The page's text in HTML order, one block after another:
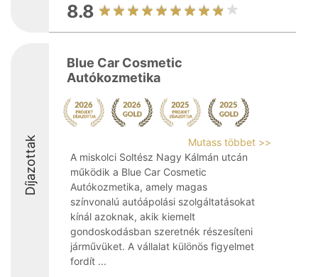
8.8
Díjazottak
Blue Car Cosmetic
Autókozmetika
Mutass többet >>
A miskolci Soltész Nagy Kálmán utcán
működik a Blue Car Cosmetic
Autókozmetika, amely magas
színvonalú autóápolási szolgáltatásokat
kínál azoknak, akik kiemelt
gondoskodásban szeretnék részesíteni
járművüket. A vállalat különös figyelmet
fordít ...